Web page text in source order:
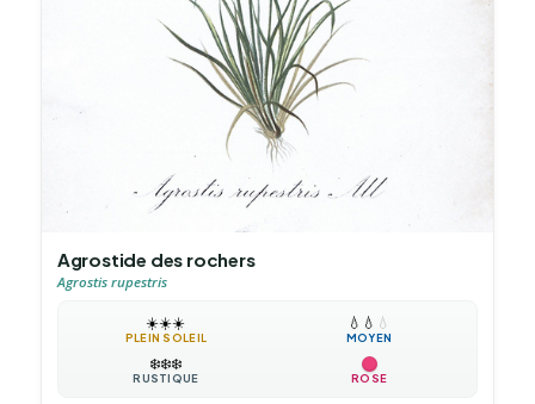
Agrostide des rochers
Agrostis rupestris
☀️☀️☀️
PLEIN SOLEIL
💧 💧 💧
MOYEN
❄️❄️❄️
RUSTIQUE ROSE